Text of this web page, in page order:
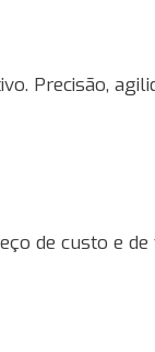
Precisão,
de custo e